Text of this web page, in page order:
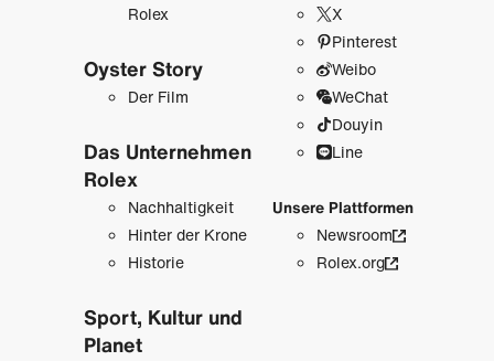
Rolex
Oyster Story
Der Film
Das Unternehmen
Rolex
Nachhaltigkeit
Hinter der Krone
Historie
Sport, Kultur und
Planet
X
Pinterest
Weibo
WeChat
Douyin
Line
Unsere Plattformen
Newsroom
Rolex.org